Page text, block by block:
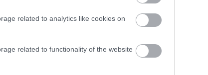
related to analytics like cookies on
related to functionality of the website